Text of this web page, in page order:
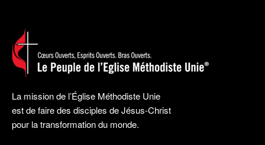
La mission de l’Église Méthodiste Unie
est de faire des disciples de Jésus-Christ
pour la transformation du monde.